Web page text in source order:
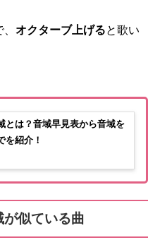
オクターブ上げる と歌い
とは？音域早見表から音域を
を紹介！
似ている曲